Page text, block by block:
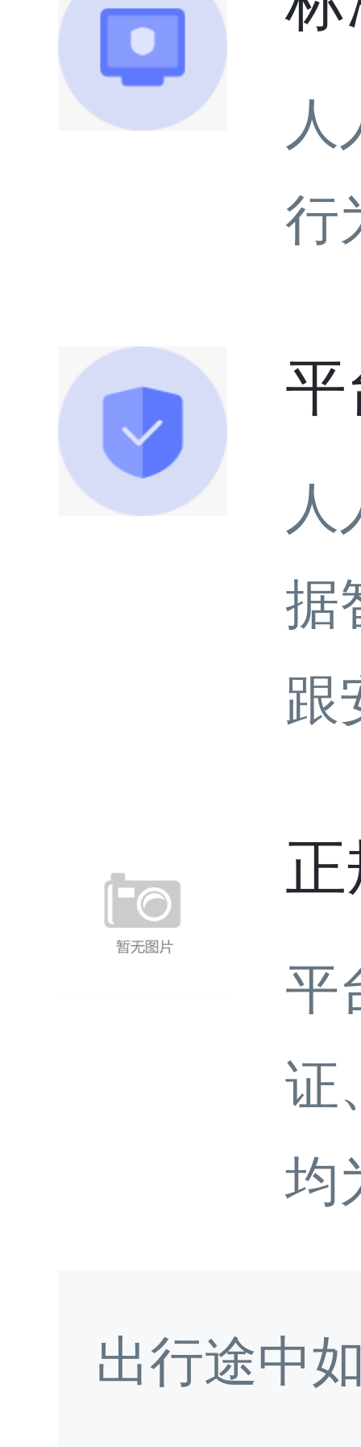
行
据
跟
平
证
均
出行途中